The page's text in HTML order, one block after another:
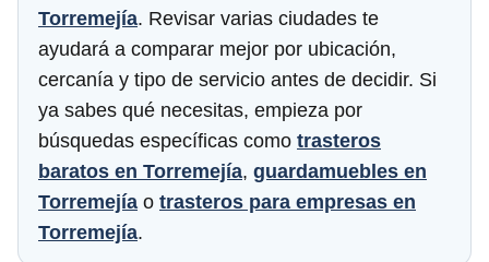
Torremejía. Revisar varias ciudades te
ayudará a comparar mejor por ubicación,
cercanía y tipo de servicio antes de decidir. Si
ya sabes qué necesitas, empieza por
búsquedas específicas como trasteros
baratos en Torremejía, guardamuebles en
Torremejía o trasteros para empresas en
Torremejía.